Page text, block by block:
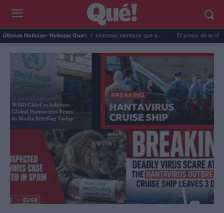
Últimas Noticias- Noticias Que!:
Calor extremo y ansiedad: síntomas idénticos que a... El precio de la vivienda en